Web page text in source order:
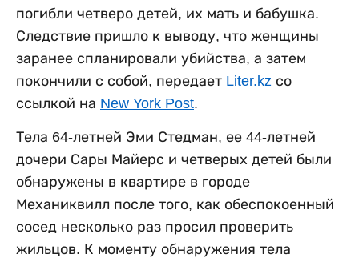
погибли четверо детей, их мать и бабушка.
Следствие пришло к выводу, что женщины
заранее спланировали убийства, а затем
покончили с собой, передает Liter.kz со
ссылкой на New York Post.
Тела 64-летней Эми Стедман, ее 44-летней
дочери Сары Майерс и четверых детей были
обнаружены в квартире в городе
Механиквилл после того, как обеспокоенный
сосед несколько раз просил проверить
жильцов. К моменту обнаружения тела